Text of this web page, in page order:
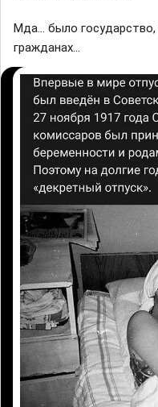
Мда... было
гражданах...